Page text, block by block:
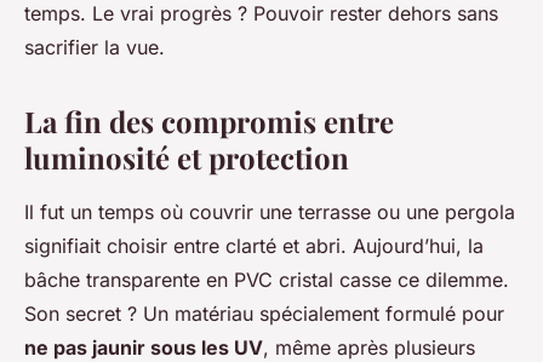
temps. Le vrai progrès ? Pouvoir rester dehors sans
sacrifier la vue.
La fin des compromis entre
luminosité et protection
Il fut un temps où couvrir une terrasse ou une pergola
signifiait choisir entre clarté et abri. Aujourd’hui, la
bâche transparente en PVC cristal casse ce dilemme.
Son secret ? Un matériau spécialement formulé pour
ne pas jaunir sous les UV, même après plusieurs